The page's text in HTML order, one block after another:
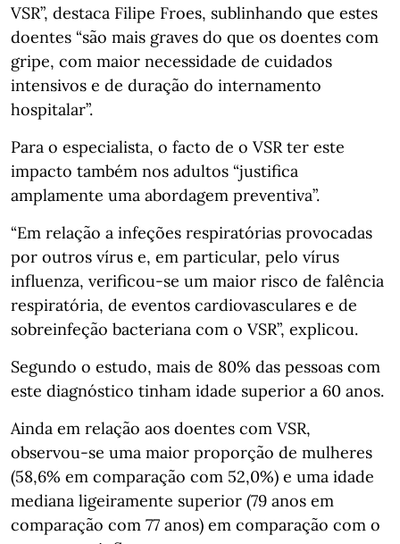
VSR”, destaca Filipe Froes, sublinhando que estes
doentes “são mais graves do que os doentes com
gripe, com maior necessidade de cuidados
intensivos e de duração do internamento
hospitalar”.
Para o especialista, o facto de o VSR ter este
impacto também nos adultos “justifica
amplamente uma abordagem preventiva”.
“Em relação a infeções respiratórias provocadas
por outros vírus e, em particular, pelo vírus
influenza, verificou-se um maior risco de falência
respiratória, de eventos cardiovasculares e de
sobreinfeção bacteriana com o VSR”, explicou.
Segundo o estudo, mais de 80% das pessoas com
este diagnóstico tinham idade superior a 60 anos.
Ainda em relação aos doentes com VSR,
observou-se uma maior proporção de mulheres
(58,6% em comparação com 52,0%) e uma idade
mediana ligeiramente superior (79 anos em
comparação com 77 anos) em comparação com o